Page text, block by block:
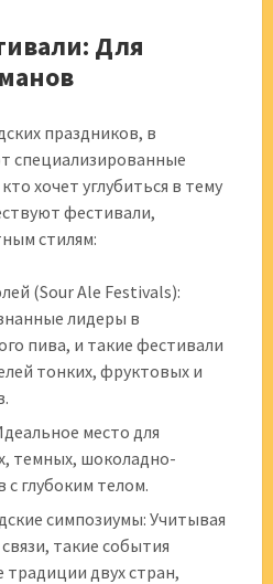
Для
праздников, в
специализированные
хочет углубиться в тему
фестивали,
стилям:
(Sour Ale Festivals):
лидеры в
пива, и такие фестивали
тонких, фруктовых и
место для
темных, шоколадно-
глубоким телом.
симпозиумы: Учитывая
такие события
двух стран,